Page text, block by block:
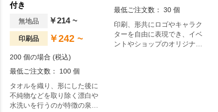
付き
無地品 ￥214 ~
印刷品 ￥242 ~
200 個の場合 (税込)
最低ご注文数： 100 個
タオルを織り、形にした後に
不純物などを取り除く漂白や
水洗いを行うのが特徴の泉州
最低ご注文数： 30 個
印刷、形共にロゴやキャラク
ターを自由に表現でき、イベ
ントやショップのオリジナル